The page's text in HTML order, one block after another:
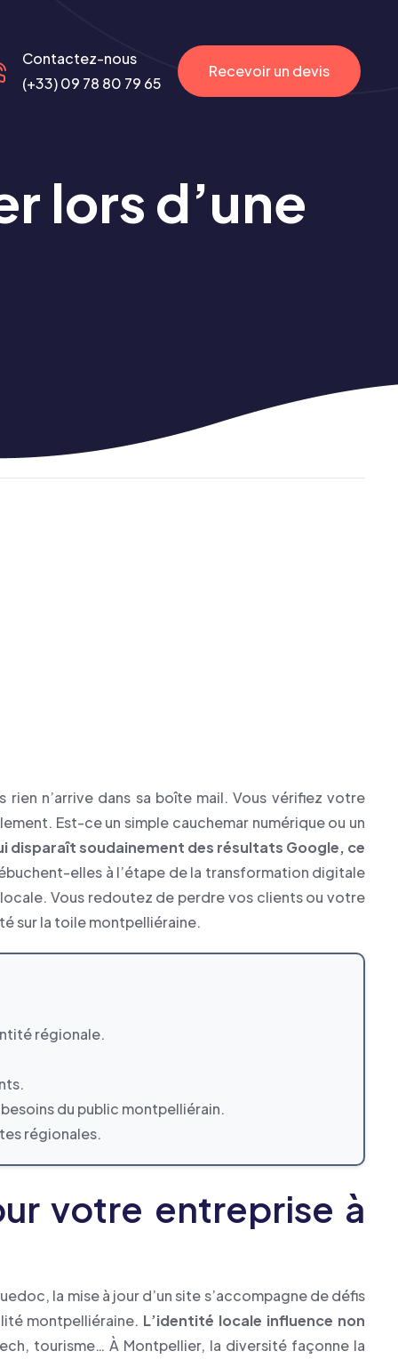
Contactez-nous
(+33) 09 78 80 79 65
Recevoir un devis
lors d’une
n’arrive dans sa boîte mail. Vous vérifiez votre
Est-ce un simple cauchemar numérique ou un
soudainement des résultats Google, ce
elles à l’étape de la transformation digitale
Vous redoutez de perdre vos clients ou votre
sur la toile montpelliéraine.
régionale.
du public montpelliérain.
régionales.
votre entreprise à
la mise à jour d’un site s’accompagne de défis
montpelliéraine. L’identité locale influence non
tourisme… À Montpellier, la diversité façonne la